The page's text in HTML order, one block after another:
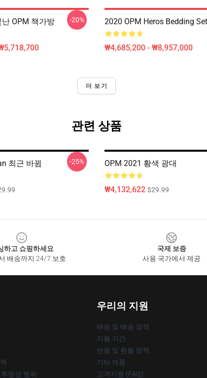
OPM 책가방 -20% 2020 OPM Heros Bedding
₩4,685,200 - ₩8,957,000
더 보기
관련 상품
최근 바뀜 -25% OPM 2021 황색 광대
₩4,132,622 $29.99
하고 쇼핑하세요
배송까지 24/7 보호
국제 보증
사용 국가에서 제공
명성 행위
우리의 지원
배송 및 배송 정책
지불 기간
반품 및 환불 정책
기타 제품
고객지원 (FAQ)